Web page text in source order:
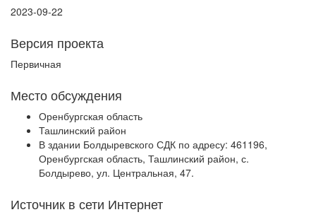
2023-09-22
Версия проекта
Первичная
Место обсуждения
Оренбургская область
Ташлинский район
В здании Болдыревского СДК по адресу: 461196,
Оренбургская область, Ташлинский район, с.
Болдырево, ул. Центральная, 47.
Источник в сети Интернет